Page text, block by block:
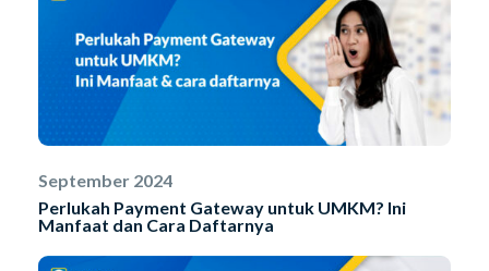
September 2024
Perlukah Payment Gateway untuk UMKM? Ini
Manfaat dan Cara Daftarnya